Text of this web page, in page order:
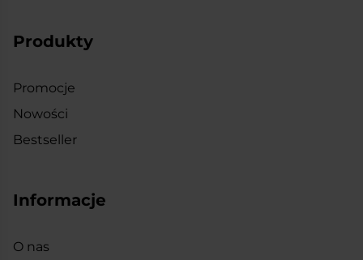
Produkty
Promocje
Nowości
Bestseller
Informacje
O nas